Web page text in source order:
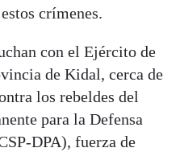
crímenes.
con el Ejército de
de Kidal, cerca de
los rebeldes del
para la Defensa
DPA), fuerza de